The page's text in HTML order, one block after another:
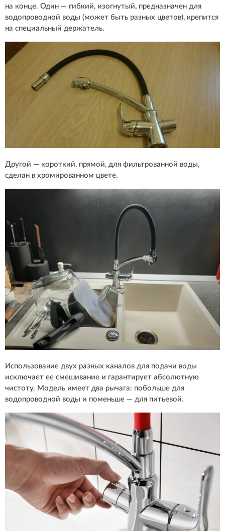
на конце. Один — гибкий, изогнутый, предназначен для
водопроводной воды (может быть разных цветов), крепится
на специальный держатель.
Другой — короткий, прямой, для фильтрованной воды,
сделан в хромированном цвете.
Использование двух разных каналов для подачи воды
исключает ее смешивание и гарантирует абсолютную
чистоту. Модель имеет два рычага: побольше для
водопроводной воды и поменьше — для питьевой.